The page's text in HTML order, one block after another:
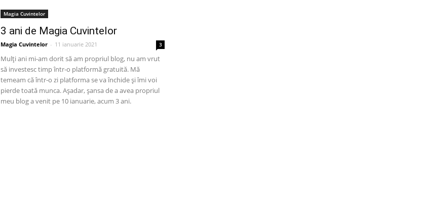
Magia Cuvintelor
3 ani de Magia Cuvintelor
Magia Cuvintelor - 11 ianuarie 2021 3
Mulți ani mi-am dorit să am propriul blog, nu am vrut
să investesc timp într-o platformă gratuită. Mă
temeam că într-o zi platforma se va închide și îmi voi
pierde toată munca. Așadar, șansa de a avea propriul
meu blog a venit pe 10 ianuarie, acum 3 ani.